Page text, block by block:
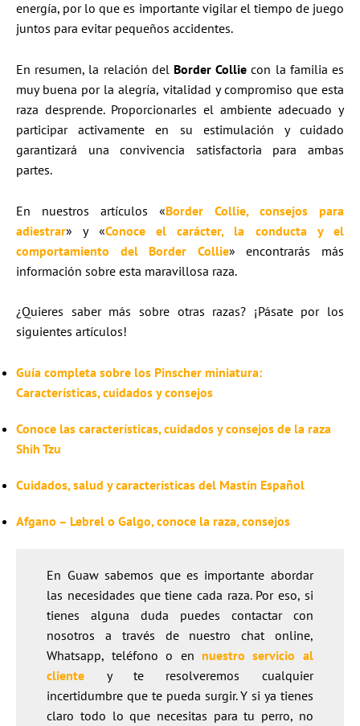
energía, por lo que es importante vigilar el tiempo de juego
juntos para evitar pequeños accidentes.
En resumen, la relación delBorder Collie con la familia es
muy buena por la alegría, vitalidad y compromiso que esta
raza desprende. Proporcionarles el ambiente adecuado y
participar activamente en su estimulación y cuidado
garantizará una convivencia satisfactoria para ambas
partes.
En nuestros artículos «Border Collie, consejos para
adiestrar» y «Conoce el carácter, la conducta y el
comportamiento del Border Collie» encontrarás más
información sobre esta maravillosa raza.
¿Quieres saber más sobre otras razas? ¡Pásate por los
siguientes artículos!
Guía completa sobre los Pinscher miniatura:
Características, cuidados y consejos
Conoce las características, cuidados y consejos de la raza
Shih Tzu
Cuidados, salud y características del Mastín Español
Afgano – Lebrel o Galgo, conoce la raza, consejos
En Guaw sabemos que es importante abordar
las necesidades que tiene cada raza. Por eso, si
tienes alguna duda puedes contactar con
nosotros a través de nuestro chat online,
Whatsapp, teléfono o en nuestro servicio al
cliente y te resolveremos cualquier
incertidumbre que te pueda surgir. Y si ya tienes
claro todo lo que necesitas para tu perro, no